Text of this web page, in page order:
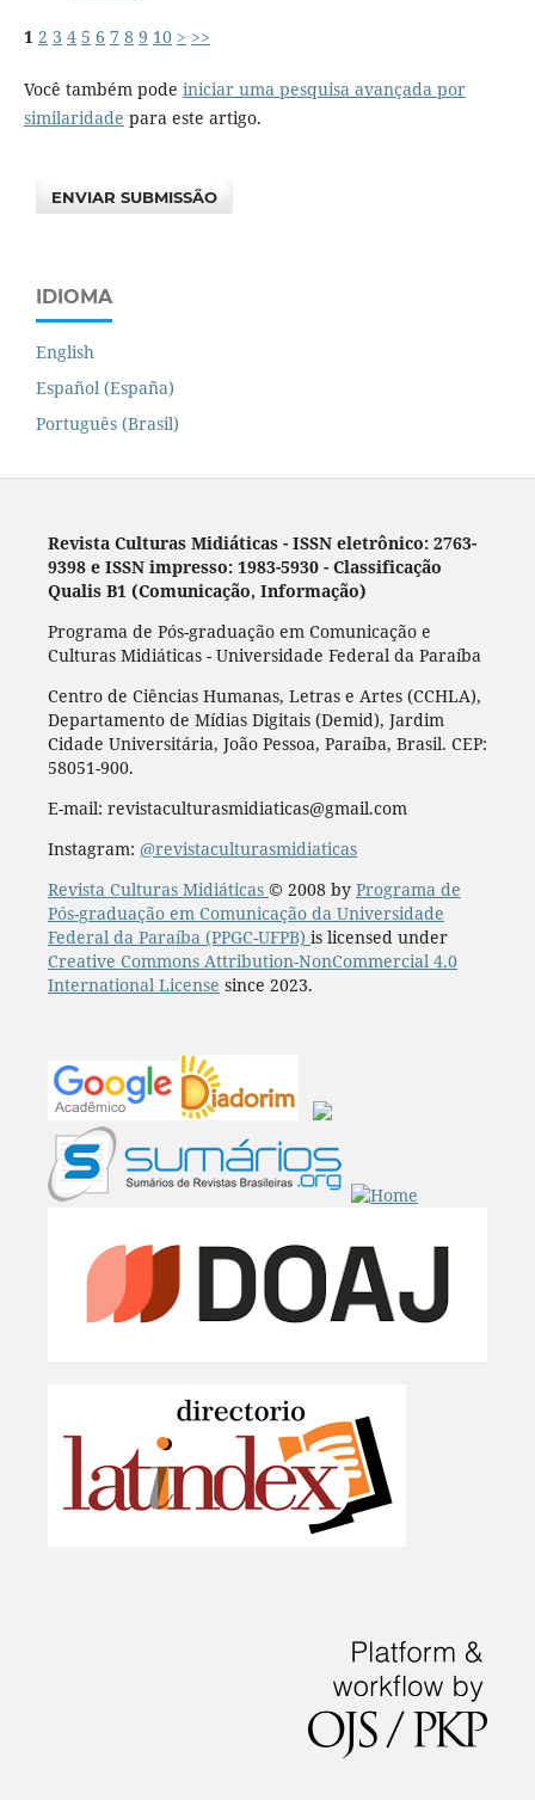
1 2 3 4 5 6 7 8 9 10 > >>
Você também pode iniciar uma pesquisa avançada por
similaridade para este artigo.
ENVIAR SUBMISSÃO
IDIOMA
English
Español (España)
Português (Brasil)
Revista Culturas Midiáticas - ISSN eletrônico: 2763-
9398 e ISSN impresso: 1983-5930 - Classificação
Qualis B1 (Comunicação, Informação)
Programa de Pós-graduação em Comunicação e
Culturas Midiáticas - Universidade Federal da Paraíba
Centro de Ciências Humanas, Letras e Artes (CCHLA),
Departamento de Mídias Digitais (Demid), Jardim
Cidade Universitária, João Pessoa, Paraíba, Brasil. CEP:
58051-900.
E-mail: revistaculturasmidiaticas@gmail.com
Instagram: @revistaculturasmidiaticas
Revista Culturas Midiáticas © 2008 by Programa de
Pós-graduação em Comunicação da Universidade
Federal da Paraíba (PPGC-UFPB) is licensed under
Creative Commons Attribution-NonCommercial 4.0
International License since 2023.